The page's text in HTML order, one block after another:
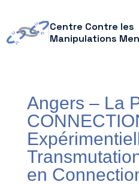
Centre Contre les
Manipulations
Angers – La
en